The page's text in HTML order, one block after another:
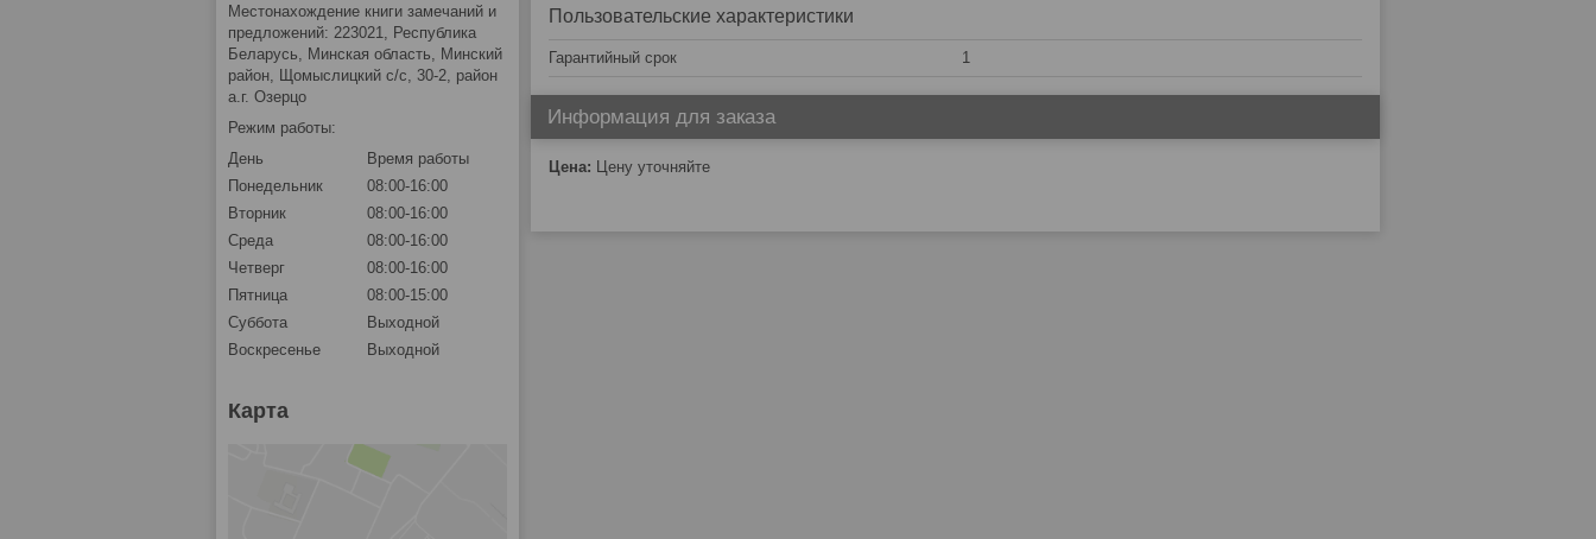
Пользовательские характеристики
Гарантийный срок 1
Информация для заказа
Цена: Цену уточняйте
Местонахождение книги замечаний и
предложений: 223021, Республика
Беларусь, Минская область, Минский
район, Щомыслицкий с/с, 30-2, район
а.г. Озерцо
Режим работы:
День
Время работы
Понедельник
08:00-16:00
Вторник
08:00-16:00
Среда
08:00-16:00
Четверг
08:00-16:00
Пятница
08:00-15:00
Суббота
Выходной
Воскресенье
Выходной
Карта